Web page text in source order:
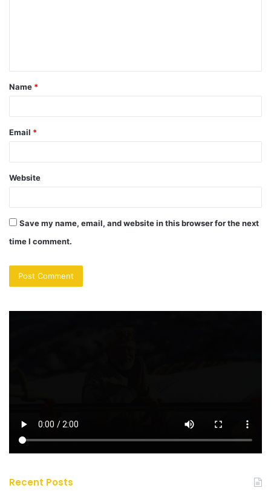
t
*
Name *
Email *
Website
Save my name, email, and website in this browser for the next
time I comment.
Recent Posts